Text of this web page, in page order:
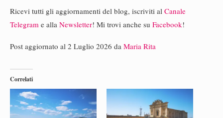
Ricevi tutti gli aggiornamenti del blog, iscriviti al Canale
Telegram e alla Newsletter! Mi trovi anche su Facebook!
Post aggiornato al 2 Luglio 2026 da Maria Rita
Correlati